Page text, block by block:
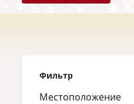
Фильтр
Местоположение